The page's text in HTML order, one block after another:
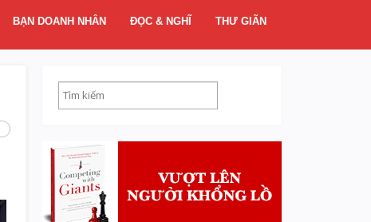
BẠN DOANH NHÂN ĐỌC & NGHĨ THƯ GIÃN